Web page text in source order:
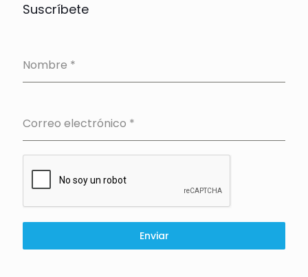
Suscríbete
Nombre *
Correo electrónico *
Enviar